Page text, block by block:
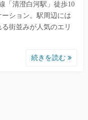
「清澄白河駅」徒歩10
ション。駅周辺には
街並みが人気のエリ
続きを読む